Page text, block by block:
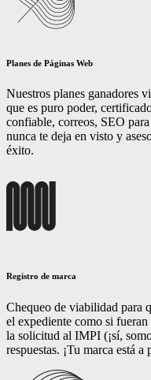
Planes de Páginas Web
Nuestros planes ganadores
que es puro poder,
confiable, correos, SEO
nunca te deja en visto y
éxito.
Registro de marca
Chequeo de viabilidad para
el expediente como si
la solicitud al IMPI (¡sí,
respuestas. ¡Tu marca está